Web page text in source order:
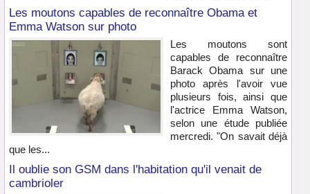
Les moutons capables de reconnaître Obama et
Emma Watson sur photo
Les moutons sont
capables de reconnaître
Barack Obama sur une
photo après l'avoir vue
plusieurs fois, ainsi que
l'actrice Emma Watson,
selon une étude publiée
mercredi. "On savait déjà
que les...
Il oublie son GSM dans l'habitation qu'il venait de
cambrioler